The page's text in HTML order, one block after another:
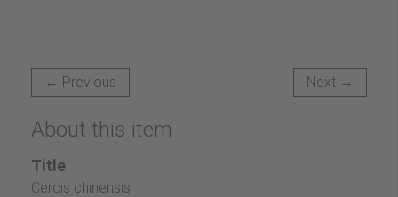
← Previous Next →
About this item
Title
Cercis chinensis